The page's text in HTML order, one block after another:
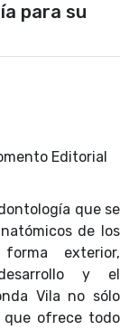
para su
Editorial
que se
de los
exterior,
y el
Vila no sólo
que ofrece todo